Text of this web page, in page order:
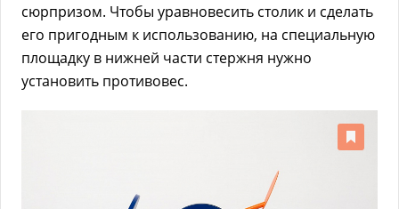
сюрпризом. Чтобы уравновесить столик и сделать
его пригодным к использованию, на специальную
площадку в нижней части стержня нужно
установить противовес.